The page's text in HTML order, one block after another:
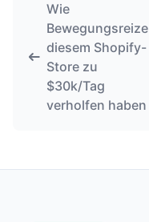
Wie
Bewegungsreize
diesem Shopify-
Store zu
$30k/Tag
verholfen haben